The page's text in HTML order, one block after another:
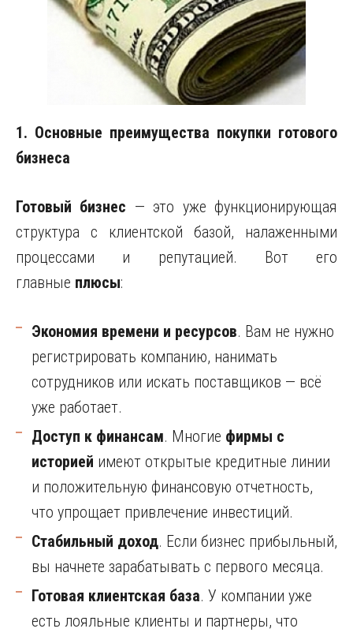
1. Основные преимущества покупки готового
бизнеса
Готовый бизнес — это уже функционирующая
структура с клиентской базой, налаженными
процессами и репутацией. Вот его
главные плюсы:
Экономия времени и ресурсов. Вам не нужно
регистрировать компанию, нанимать
сотрудников или искать поставщиков — всё
уже работает.
Доступ к финансам. Многие фирмы с
историей имеют открытые кредитные линии
и положительную финансовую отчетность,
что упрощает привлечение инвестиций.
Стабильный доход. Если бизнес прибыльный,
вы начнете зарабатывать с первого месяца.
Готовая клиентская база. У компании уже
есть лояльные клиенты и партнеры, что